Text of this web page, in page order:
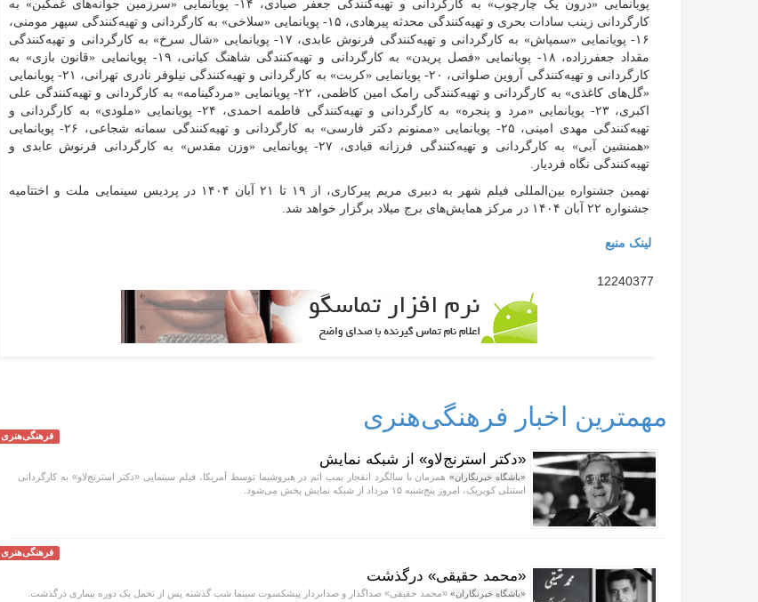
پویانمایی «درون یک چارچوب» به کارگردانی و تهیه‌کنندگی جعفر صیادی، ۱۴- پویانمایی «سرزمین جوانه‌های غمگین» به
کارگردانی زینب سادات بحری و تهیه‌کنندگی محدثه پیرهادی، ۱۵- پویانمایی «سلاخی» به کارگردانی و تهیه‌کنندگی سپهر مومنی،
۱۶- پویانمایی «سمپاش» به کارگردانی و تهیه‌کنندگی فرنوش عابدی، ۱۷- پویانمایی «شال سرخ» به کارگردانی و تهیه‌کنندگی
مقداد جعفرزاده، ۱۸- پویانمایی «فصل پریدن» به کارگردانی و تهیه‌کنندگی شاهنگ کیانی، ۱۹- پویانمایی «قانون بازی» به
کارگردانی و تهیه‌کنندگی آروین صلواتی، ۲۰- پویانمایی «کربت» به کارگردانی و تهیه‌کنندگی نیلوفر نادری تهرانی، ۲۱- پویانمایی
«گل‌های کاغذی» به کارگردانی و تهیه‌کنندگی رامک امین کاظمی، ۲۲- پویانمایی «مردگینامه» به کارگردانی و تهیه‌کنندگی علی
اکبری، ۲۳- پویانمایی «مرد و پنجره» به کارگردانی و تهیه‌کنندگی فاطمه احمدی، ۲۴- پویانمایی «ملودی» به کارگردانی و
تهیه‌کنندگی مهدی امینی، ۲۵- پویانمایی «ممنونم دکتر فارسی» به کارگردانی و تهیه‌کنندگی سمانه شجاعی، ۲۶- پویانمایی
«همنشین آبی» به کارگردانی و تهیه‌کنندگی فرزانه قبادی، ۲۷- پویانمایی «وزن مقدس» به کارگردانی فرنوش عابدی و
تهیه‌کنندگی نگاه فردیار.
نهمین جشنواره بین‌المللی فیلم شهر به دبیری مریم پیرکاری، از ۱۹ تا ۲۱ آبان ۱۴۰۴ در پردیس سینمایی ملت و اختتامیه
جشنواره ۲۲ آبان ۱۴۰۴ در مرکز همایش‌های برج میلاد برگزار خواهد شد.
لینک منبع
12240377
مهمترین اخبار فرهنگی‌هنری
فرهنگی‌هنری
«دکتر استرنج‌لاو» از شبکه نمایش
«باشگاه خبرنگاران»همزمان با سالگرد انفجار بمب اتم در هیروشیما توسط آمریکا، فیلم سینمایی «دکتر استرنج‌لاو» به کارگردانی
استنلی کوبریک، امروز پنج‌شنبه ۱۵ مرداد از شبکه نمایش پخش می‌شود.
فرهنگی‌هنری
«محمد حقیقی» درگذشت
«باشگاه خبرنگاران» «محمد حقیقی» صداگذار و صدابردار پیشکسوت سینما شب گذشته پس از تحمل یک دوره بیماری درگذشت.